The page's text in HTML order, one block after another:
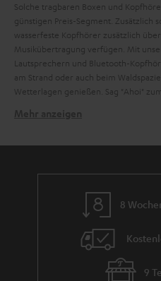
Solche tragbaren Boxen und
günstigen Preis-Segment. Zusätzlich
wasserfeste Kopfhörer zusätzlich
Musikübertragung verfügen. Mit
Lautsprechern und Bluetooth-
am Strand oder auch beim
Wetterlagen genießen. Sag "Ahoi"
zur Nutzung im Wasser sollten
werden. Zudem besteht ebenfalls ein
Kennzeichnung für wasserfeste und
(International Protection)-Codes
Schutz vor Eindringen von
8
9